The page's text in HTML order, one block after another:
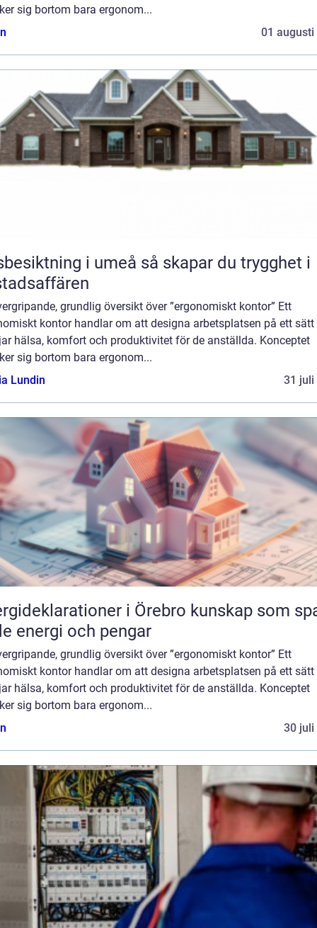
sig bortom bara ergonom...
01 augusti
i umeå så skapar du trygghet i
grundlig översikt över ”ergonomiskt kontor” Ett
kontor handlar om att designa arbetsplatsen på ett sätt
hälsa, komfort och produktivitet för de anställda. Konceptet
sig bortom bara ergonom...
Lundin
31 juli
i Örebro kunskap som sparar
energi och pengar
grundlig översikt över ”ergonomiskt kontor” Ett
kontor handlar om att designa arbetsplatsen på ett sätt
hälsa, komfort och produktivitet för de anställda. Konceptet
sig bortom bara ergonom...
30 juli